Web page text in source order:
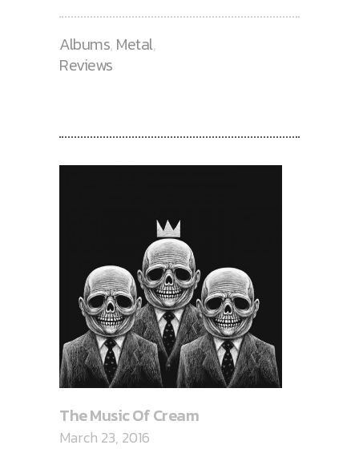
Albums, Metal,
Reviews
The Music Of Cream
March 23, 2016